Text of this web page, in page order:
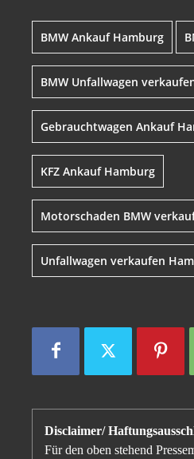
BMW Ankauf Hamburg
BMW Unfallwagen
Gebrauchtwagen Ankauf
KFZ Ankauf Hamburg
Motorschaden BMW
Unfallwagen verkaufen
Disclaimer/
Für den oben stehend